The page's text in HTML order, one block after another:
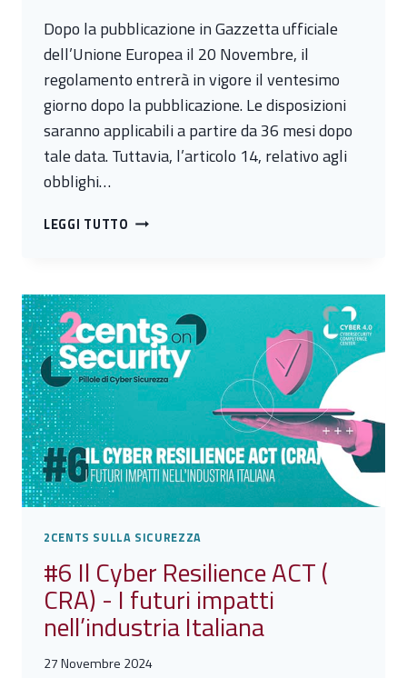
Dopo la pubblicazione in Gazzetta ufficiale
dell’Unione Europea il 20 Novembre, il
regolamento entrerà in vigore il ventesimo
giorno dopo la pubblicazione. Le disposizioni
saranno applicabili a partire da 36 mesi dopo
tale data. Tuttavia, l’articolo 14, relativo agli
obblighi…
LEGGI TUTTO #6
(
CRA)
-
TEMPISTICHE
2CENTS SULLA SICUREZZA
#6 Il Cyber Resilience ACT (
CRA) - I futuri impatti
nell’industria Italiana
27 Novembre 2024